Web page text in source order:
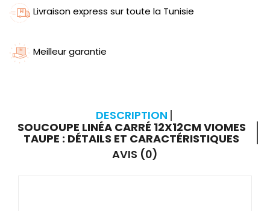
Livraison express sur toute la Tunisie
Meilleur garantie
DESCRIPTION
SOUCOUPE LINÉA CARRÉ 12X12CM VIOMES
TAUPE : DÉTAILS ET CARACTÉRISTIQUES
AVIS (0)